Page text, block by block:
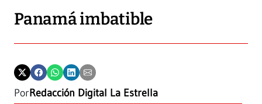
Panamá imbatible
PorRedacción Digital La Estrella